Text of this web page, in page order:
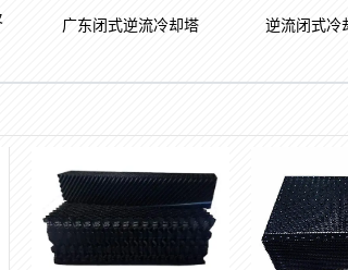
广东闭式逆流冷却塔 逆流闭式冷